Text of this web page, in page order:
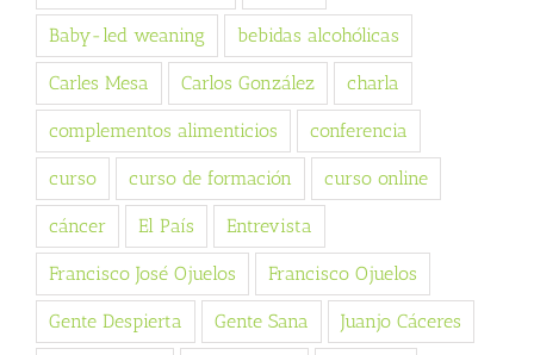
Baby-led weaning bebidas alcohólicas
Carles Mesa Carlos González charla
complementos alimenticios conferencia
curso curso de formación curso online
cáncer El País Entrevista
Francisco José Ojuelos Francisco Ojuelos
Gente Despierta Gente Sana Juanjo Cáceres